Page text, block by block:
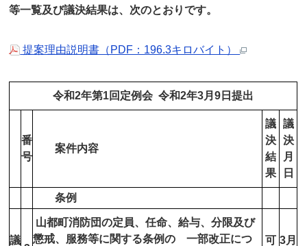
等一覧及び議決結果は、次のとおりです。
提案理由説明書（PDF：196.3キロバイト）
令和2年第1回定例会 令和2年3月9日提出
番
号
案件内容
議
決
結
果
議
決
月
日
条例
議
山都町消防団の定員、任命、給与、分限及び
懲戒、服務等に関する条例の 一部改正につ
可 3月